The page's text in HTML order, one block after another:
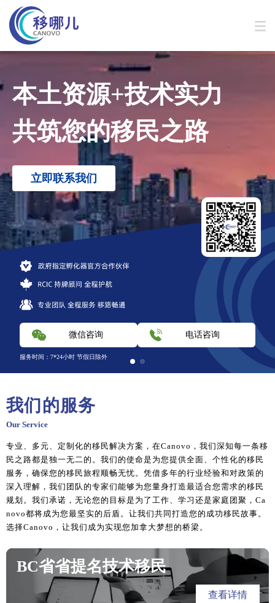
本土资源+技术实力
共筑您的移民之路
立即联系我们
微信咨询 电话咨询
服务时间：7*24小时 节假日除外
联邦创业移民SUV
Start Up Visa
了解详情
微信咨询 电话咨询
服务时间：7*24小时 节假日除外
我们的服务
Our Service
专业、多元、定制化的移民解决方案，在Canovo，我们深知每一条移
民之路都是独一无二的。我们的使命是为您提供全面、个性化的移民
服务，确保您的移民旅程顺畅无忧。凭借多年的行业经验和对政策的
深入理解，我们团队的专家们能够为您量身打造最适合您需求的移民
规划。我们承诺，无论您的目标是为了工作、学习还是家庭团聚，Ca
novo都将成为您最坚实的后盾。让我们共同打造您的成功移民故事。
选择Canovo，让我们成为实现您加拿大梦想的桥梁。
BC省省提名技术移民
查看详情
Navigated to Canovo Consulting Inc.